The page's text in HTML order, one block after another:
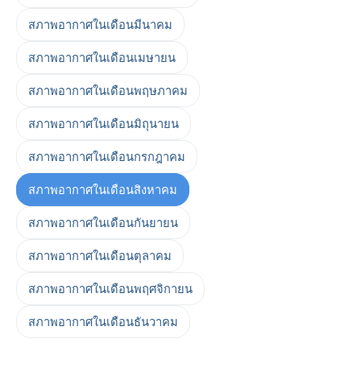
สภาพอากาศในเดือนมีนาคม
สภาพอากาศในเดือนเมษายน
สภาพอากาศในเดือนพฤษภาคม
สภาพอากาศในเดือนมิถุนายน
สภาพอากาศในเดือนกรกฎาคม
สภาพอากาศในเดือนสิงหาคม
สภาพอากาศในเดือนกันยายน
สภาพอากาศในเดือนตุลาคม
สภาพอากาศในเดือนพฤศจิกายน
สภาพอากาศในเดือนธันวาคม